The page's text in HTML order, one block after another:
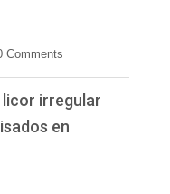
Comments
irregular
en